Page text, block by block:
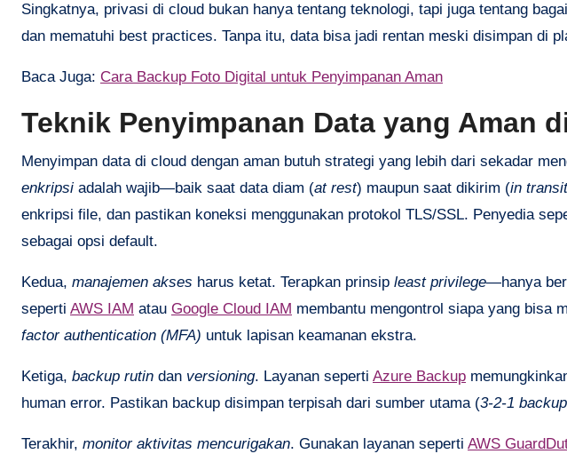
Singkatnya, privasi di cloud bukan hanya tentang teknologi, tapi juga tentang
dan mematuhi best practices. Tanpa itu, data bisa jadi rentan meski disimpan di
Baca Juga: Cara Backup Foto Digital untuk Penyimpanan Aman
Teknik Penyimpanan Data yang Aman
Menyimpan data di cloud dengan aman butuh strategi yang lebih dari sekadar
enkripsi adalah wajib—baik saat data diam (at rest) maupun saat dikirim (in transit
enkripsi file, dan pastikan koneksi menggunakan protokol TLS/SSL. Penyedia
sebagai opsi default.
Kedua, manajemen akses harus ketat. Terapkan prinsip least privilege—hanya
seperti AWS IAM atau Google Cloud IAM membantu mengontrol siapa yang bisa
factor authentication (MFA) untuk lapisan keamanan ekstra.
Ketiga, backup rutin dan versioning. Layanan seperti Azure Backup
human error. Pastikan backup disimpan terpisah dari sumber utama (3-2-1
Terakhir, monitor aktivitas mencurigakan. Gunakan layanan seperti AWS